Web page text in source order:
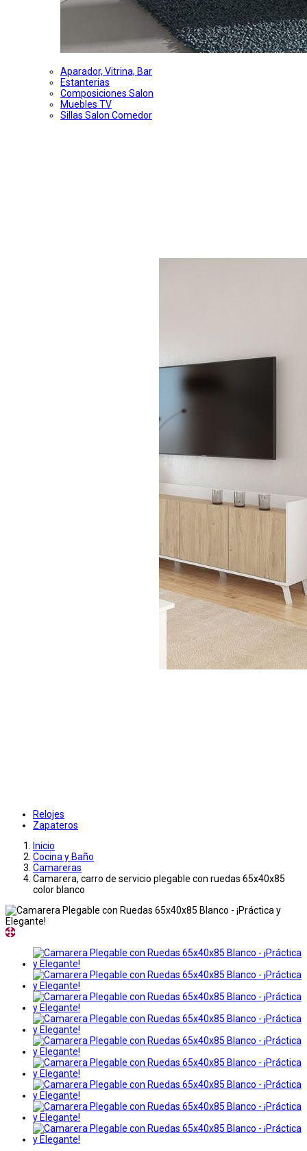
Aparador, Vitrina, Bar
Estanterias
Composiciones Salon
Muebles TV
Sillas Salon Comedor
Relojes
Zapateros
Inicio
Cocina y Baño
Camareras
Camarera, carro de servicio plegable con ruedas 65x40x85
color blanco